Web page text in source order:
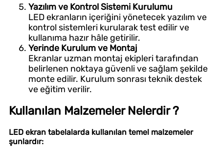
Yazılım ve Kontrol Sistemi Kurulumu
LED ekranların içeriğini yönetecek yazılım ve
kontrol sistemleri kurularak test edilir ve
kullanıma hazır hâle getirilir.
Yerinde Kurulum ve Montaj
Ekranlar uzman montaj ekipleri tarafından
belirlenen noktaya güvenli ve sağlam şekilde
monte edilir. Kurulum sonrası teknik destek
ve eğitim verilir.
Kullanılan Malzemeler Nelerdir ?
LED ekran tabelalarda kullanılan temel malzemeler
şunlardır: